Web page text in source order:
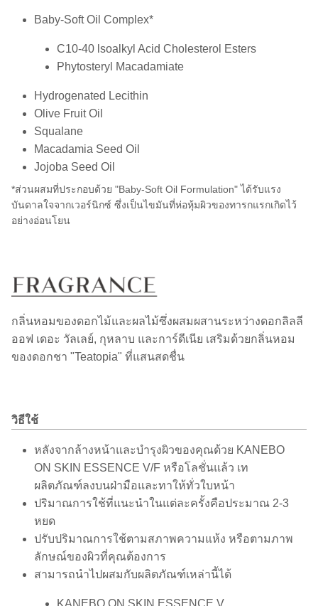
Baby-Soft Oil Complex*
C10-40 lsoalkyl Acid Cholesterol Esters
Phytosteryl Macadamiate
Hydrogenated Lecithin
Olive Fruit Oil
Squalane
Macadamia Seed Oil
Jojoba Seed Oil
*ส่วนผสมที่ประกอบด้วย "Baby-Soft Oil Formulation" ได้รับแรง
บันดาลใจจากเวอร์นิกซ์ ซึ่งเป็นไขมันที่ห่อหุ้มผิวของทารกแรกเกิดไว้
อย่างอ่อนโยน
กลิ่นหอมของดอกไม้และผลไม้ซึ่งผสมผสานระหว่างดอกลิลลี
ออฟ เดอะ วัลเลย์, กุหลาบ และการ์ดีเนีย เสริมด้วยกลิ่นหอม
ของดอกชา "Teatopia" ที่แสนสดชื่น
วิธีใช้
หลังจากล้างหน้าและบำรุงผิวของคุณด้วย KANEBO
ON SKIN ESSENCE V/F หรือโลชั่นแล้ว เท
ผลิตภัณฑ์ลงบนฝ่ามือและทาให้ทั่วใบหน้า
ปริมาณการใช้ที่แนะนำในแต่ละครั้งคือประมาณ 2-3
หยด
ปรับปริมาณการใช้ตามสภาพความแห้ง หรือตามภาพ
ลักษณ์ของผิวที่คุณต้องการ
สามารถนำไปผสมกับผลิตภัณฑ์เหล่านี้ได้
KANEBO ON SKIN ESSENCE V